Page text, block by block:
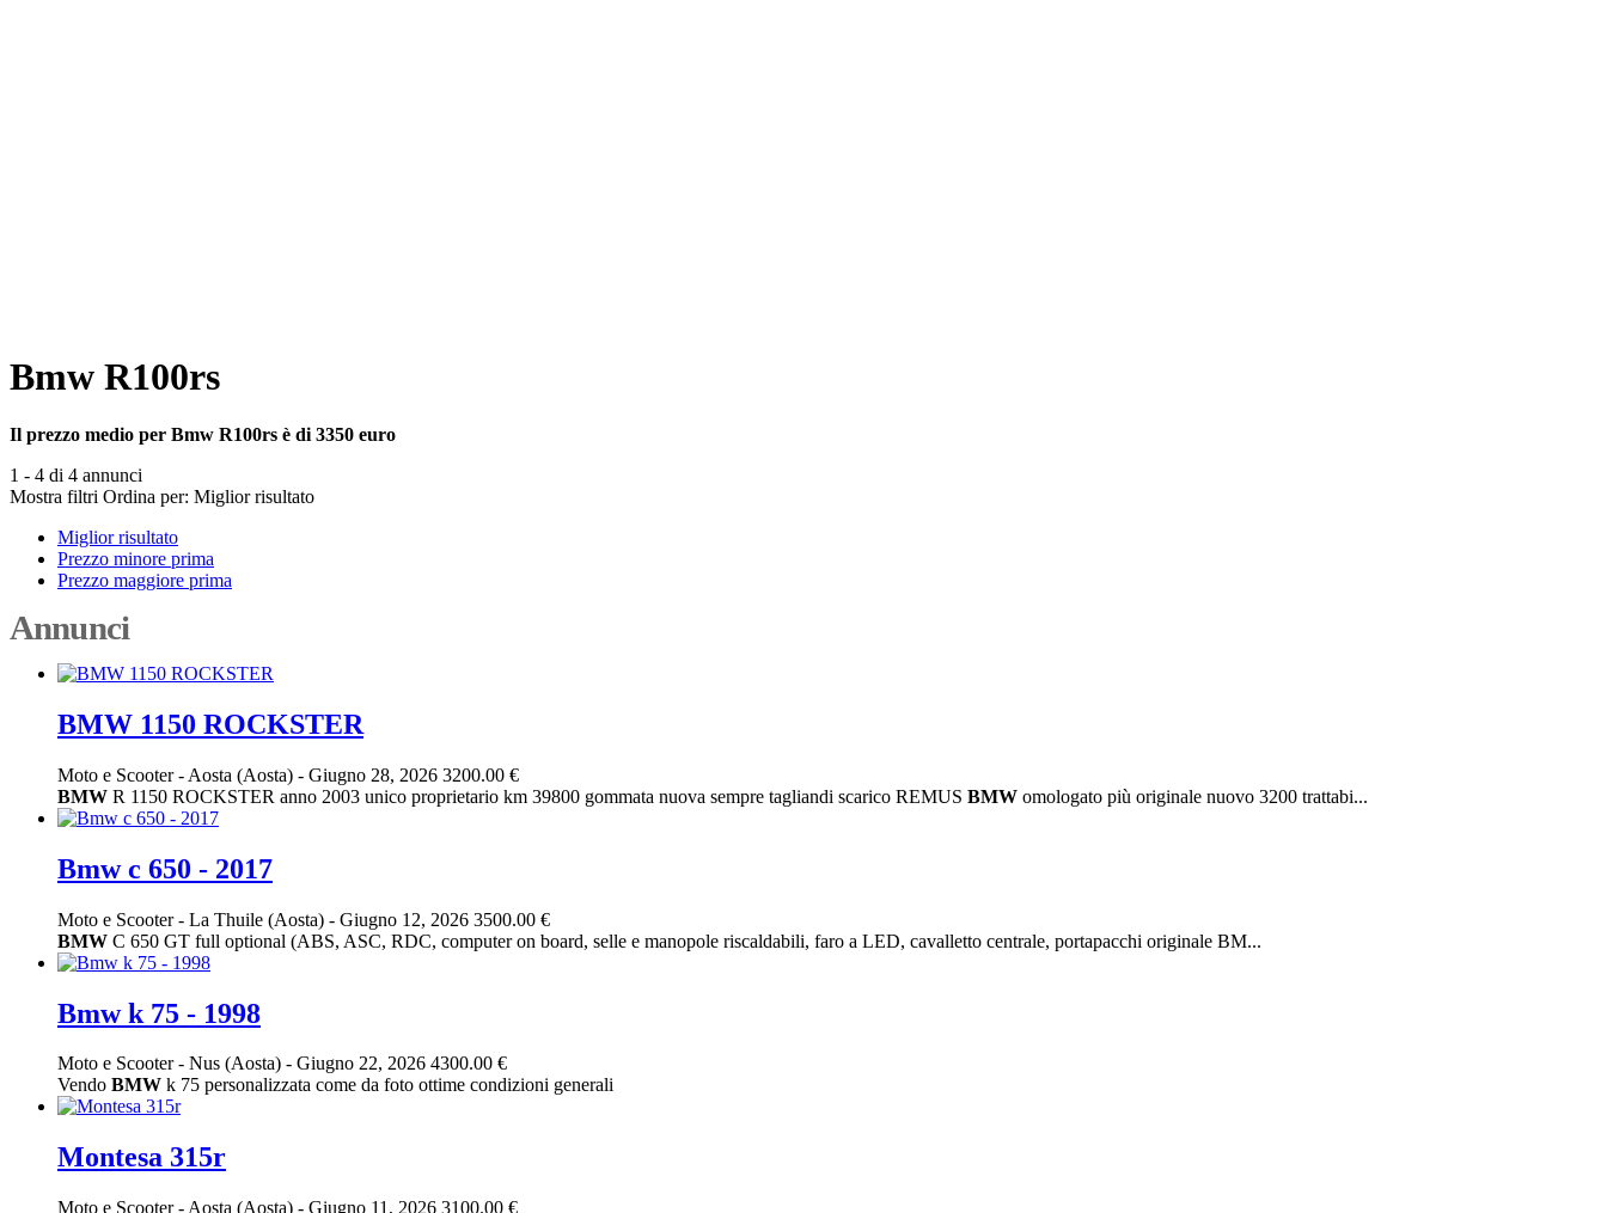
Bmw R100rs
Il prezzo medio per Bmw R100rs è di 3350 euro
1 - 4 di 4 annunci
Mostra filtri Ordina per: Miglior risultato
Miglior risultato
Prezzo minore prima
Prezzo maggiore prima
Annunci
BMW 1150 ROCKSTER
Moto e Scooter- Aosta (Aosta) - Giugno 28, 2026 3200.00 €
BMW R 1150 ROCKSTER anno 2003 unico proprietario km 39800 gommata nuova sempre tagliandi scarico REMUS BMW omologato più originale nuovo 3200 trattabi...
Bmw c 650 - 2017
Moto e Scooter- La Thuile (Aosta) - Giugno 12, 2026 3500.00 €
BMW C 650 GT full optional (ABS, ASC, RDC, computer on board, selle e manopole riscaldabili, faro a LED, cavalletto centrale, portapacchi originale BM...
Bmw k 75 - 1998
Moto e Scooter- Nus (Aosta) - Giugno 22, 2026 4300.00 €
Vendo BMW k 75 personalizzata come da foto ottime condizioni generali
Montesa 315r
Moto e Scooter- Aosta (Aosta) - Giugno 11, 2026 3100.00 €